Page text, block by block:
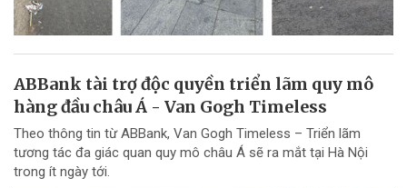
ABBank tài trợ độc quyền triển lãm quy mô
hàng đầu châu Á - Van Gogh Timeless
Theo thông tin từ ABBank, Van Gogh Timeless – Triển lãm
tương tác đa giác quan quy mô châu Á sẽ ra mắt tại Hà Nội
trong ít ngày tới.